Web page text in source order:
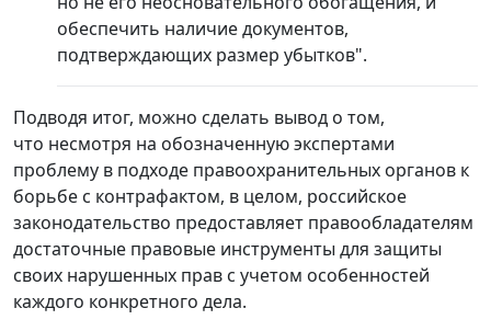
обеспечить наличие документов,
подтверждающих размер убытков".
Подводя итог, можно сделать вывод о том,
что несмотря на обозначенную экспертами
проблему в подходе правоохранительных органов к
борьбе с контрафактом, в целом, российское
законодательство предоставляет правообладателям
достаточные правовые инструменты для защиты
своих нарушенных прав с учетом особенностей
каждого конкретного дела.